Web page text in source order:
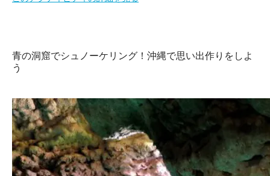
青の洞窟でシュノーケリング！沖縄で思い出作りをしよ
う